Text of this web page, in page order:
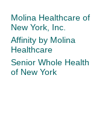
Molina Healthcare of
New York, Inc.
Affinity by Molina
Healthcare
Senior Whole Health
of New York